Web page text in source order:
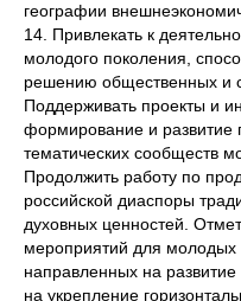
географии
14. Привлекать к
молодого поколения,
решению общественных и
Поддерживать проекты и
формирование и развитие
тематических сообществ
Продолжить работу по
российской диаспоры
духовных ценностей.
мероприятий для молодых
направленных на развитие
на укрепление